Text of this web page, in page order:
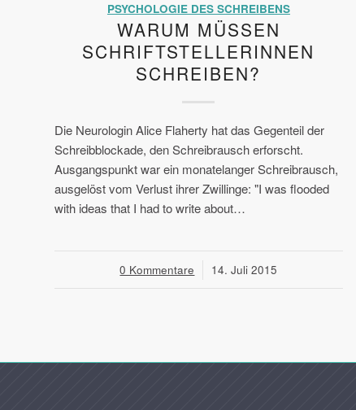
PSYCHOLOGIE DES SCHREIBENS
WARUM MÜSSEN
SCHRIFTSTELLERINNEN
SCHREIBEN?
Die Neurologin Alice Flaherty hat das Gegenteil der
Schreibblockade, den Schreibrausch erforscht.
Ausgangspunkt war ein monatelanger Schreibrausch,
ausgelöst vom Verlust ihrer Zwillinge: "I was flooded
with ideas that I had to write about…
0 Kommentare
/ 14. Juli 2015